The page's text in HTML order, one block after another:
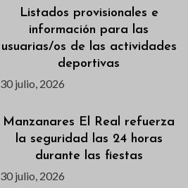
Listados provisionales e
información para las
usuarias/os de las actividades
deportivas
30 julio, 2026
Manzanares El Real refuerza
la seguridad las 24 horas
durante las fiestas
30 julio, 2026